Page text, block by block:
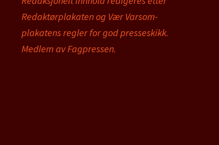
Redaktørplakaten og Vær Varsom-
plakatens regler for god presseskikk.
Medlem av Fagpressen.